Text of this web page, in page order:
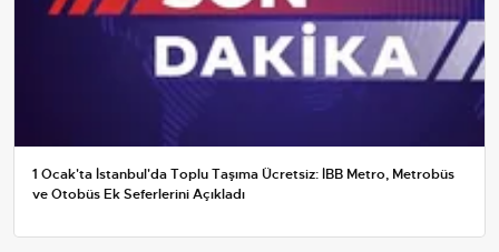
1 Ocak'ta İstanbul'da Toplu Taşıma Ücretsiz: İBB Metro, Metrobüs
ve Otobüs Ek Seferlerini Açıkladı